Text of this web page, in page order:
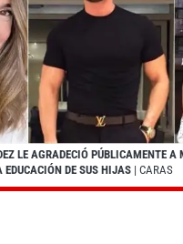
LE AGRADECIÓ PÚBLICAMENTE
EDUCACIÓN DE SUS HIJAS | CARAS